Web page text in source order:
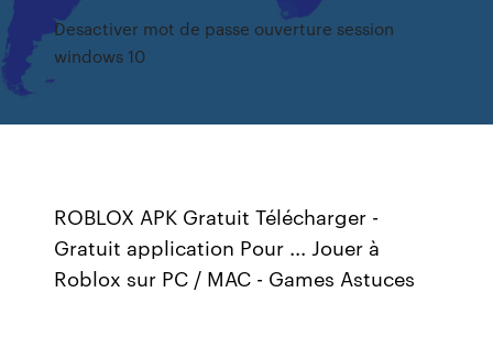
Desactiver mot de passe ouverture session
windows 10
ROBLOX APK Gratuit Télécharger -
Gratuit application Pour ... Jouer à
Roblox sur PC / MAC - Games Astuces